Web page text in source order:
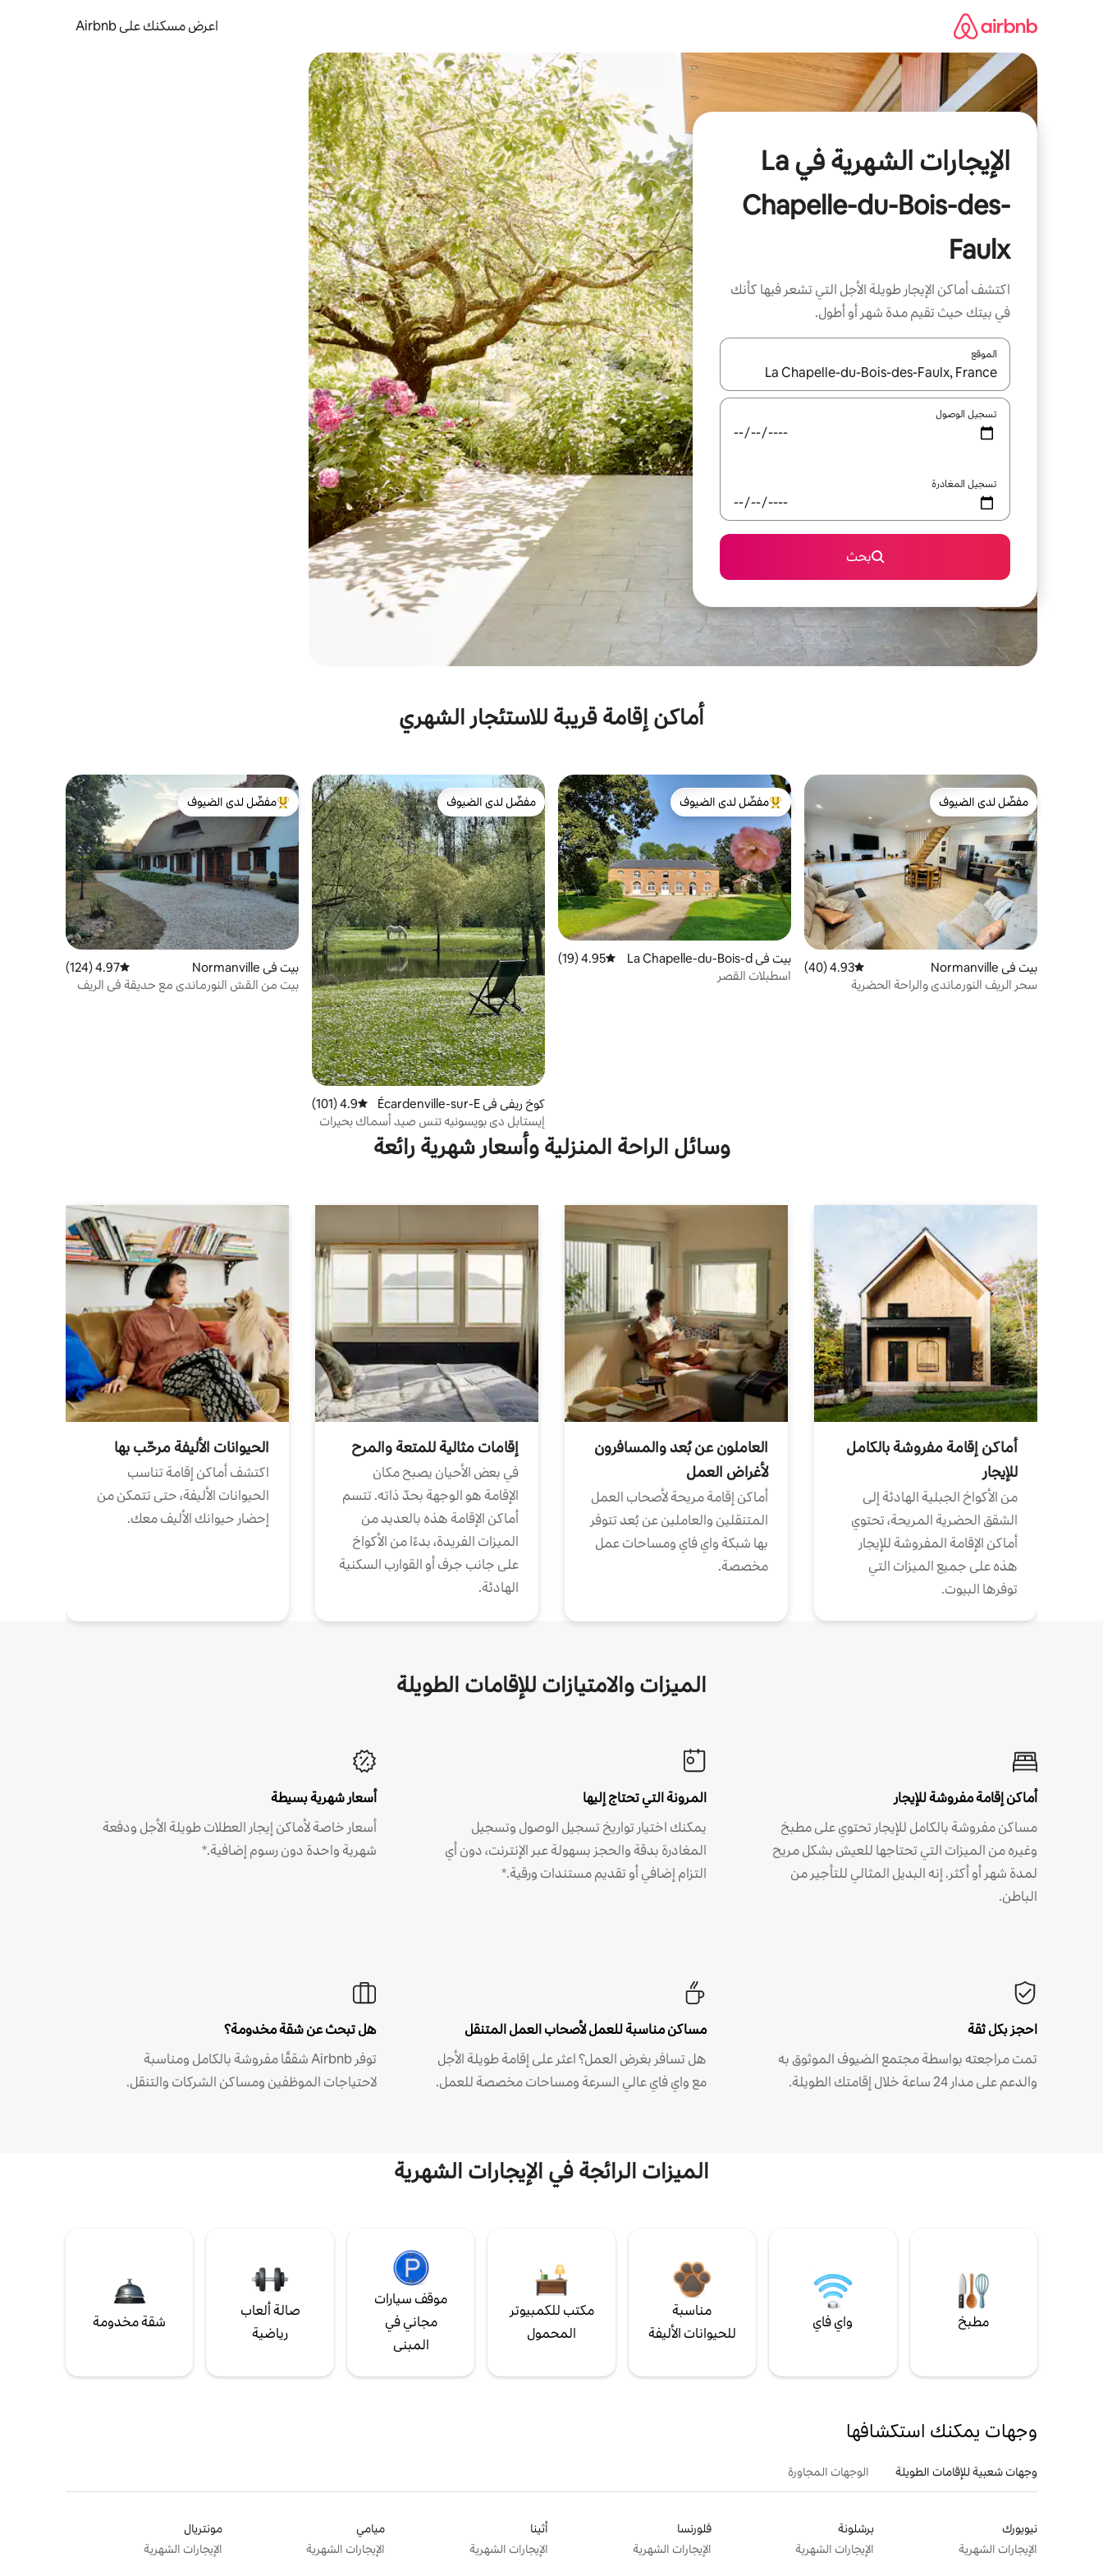
اعرض مسكنك على Airbnb
الإيجارات الشهرية في La
Chapelle-du-Bois-des-
Faulx
اكتشف أماكن الإيجار طويلة الأجل التي تشعر فيها كأنك
في بيتك حيث تقيم مدة شهر أو أطول.
الموقع
عند توفر النتائج، انتقل باستخدام السهمين لأعلى ولأسفل أو استكشف عن طريق اللمس أو السحب.
تسجيل الوصول
تسجيل المغادرة
بحث
أماكن إقامة قريبة للاستئجار الشهري
مفضّل لدى الضيوف
مفضّل لدى الضيوف
بيت في Normanville متوسط التقييم 4.93 من 5، 40 مراجعات
4.93 (40)
سحر الريف النورماندي والراحة الحضرية
من أبرز البيوت المفضّلة لدى الضيوف
مفضّل لدى الضيوف
بيت في La Chapelle-du-Bois-d
es-Faulx
متوسط التقييم 4.95 من 5، 19 مراجعات
4.95 (19)
اسطبلات القصر
مفضّل لدى الضيوف
مفضّل لدى الضيوف
كوخ ريفي في Écardenville-sur-E
ure
متوسط التقييم 4.9 من 5، 101 مراجعات
4.9 (101)
إيستابل دي بويسونيه تنس صيد أسماك بحيرات
خاصة
من أبرز البيوت المفضّلة لدى الضيوف
مفضّل لدى الضيوف
بيت في Normanville متوسط التقييم 4.97 من 5، 124 مراجعات
4.97 (124)
بيت من القش النورماندي مع حديقة في الريف
وسائل الراحة المنزلية وأسعار شهرية رائعة
أماكن إقامة مفروشة بالكامل
للإيجار
من الأكواخ الجبلية الهادئة إلى
الشقق الحضرية المريحة، تحتوي
أماكن الإقامة المفروشة للإيجار
هذه على جميع الميزات التي
توفرها البيوت.
العاملون عن بُعد والمسافرون
لأغراض العمل
أماكن إقامة مريحة لأصحاب العمل
المتنقلين والعاملين عن بُعد تتوفر
بها شبكة واي فاي ومساحات عمل
مخصصة.
إقامات مثالية للمتعة والمرح
في بعض الأحيان يصبح مكان
الإقامة هو الوجهة بحدّ ذاته. تتسم
أماكن الإقامة هذه بالعديد من
الميزات الفريدة، بدءًا من الأكواخ
على جانب جرف أو القوارب السكنية
الهادئة.
الحيوانات الأليفة مرحّب بها
اكتشف أماكن إقامة تناسب
الحيوانات الأليفة، حتى تتمكن من
إحضار حيوانك الأليف معك.
الميزات والامتيازات للإقامات الطويلة
أماكن إقامة مفروشة للإيجار
مساكن مفروشة بالكامل للإيجار تحتوي على مطبخ
وغيره من الميزات التي تحتاجها للعيش بشكل مريح
لمدة شهر أو أكثر. إنه البديل المثالي للتأجير من
الباطن.
المرونة التي تحتاج إليها
يمكنك اختيار تواريخ تسجيل الوصول وتسجيل
المغادرة بدقة والحجز بسهولة عبر الإنترنت، دون أي
التزام إضافي أو تقديم مستندات ورقية.*
أسعار شهرية بسيطة
أسعار خاصة لأماكن إيجار العطلات طويلة الأجل ودفعة
شهرية واحدة دون رسوم إضافية.*
احجز بكل ثقة
تمت مراجعته بواسطة مجتمع الضيوف الموثوق به
والدعم على مدار 24 ساعة خلال إقامتك الطويلة.
مساكن مناسبة للعمل لأصحاب العمل المتنقل
هل تسافر بغرض العمل؟ اعثر على إقامة طويلة الأجل
مع واي فاي عالي السرعة ومساحات مخصصة للعمل.
هل تبحث عن شقة مخدومة؟
توفر Airbnb شققًا مفروشة بالكامل ومناسبة
لاحتياجات الموظفين ومساكن الشركات والتنقل.
الميزات الرائجة في الإيجارات الشهرية
مطبخ واي فاي
مناسبة
للحيوانات الأليفة
مكتب للكمبيوتر
المحمول
موقف سيارات
مجاني في
المبنى
صالة ألعاب
رياضية
شقة مخدومة
وجهات يمكنك استكشافها
وجهات شعبية للإقامات الطويلة الوجهات المجاورة
نيويورك
الإيجارات الشهرية
برشلونة
الإيجارات الشهرية
فلورنسا
الإيجارات الشهرية
أثينا
الإيجارات الشهرية
ميامي
الإيجارات الشهرية
مونتريال
الإيجارات الشهرية